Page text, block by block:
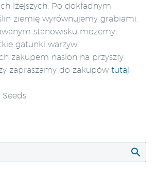
lżejszych. Po dokładnym
ziemię wyrównujemy grabiami.
stanowisku możemy
gatunki warzyw!
zakupem nasion na przyszły
zapraszamy do zakupów tutaj.
Seeds